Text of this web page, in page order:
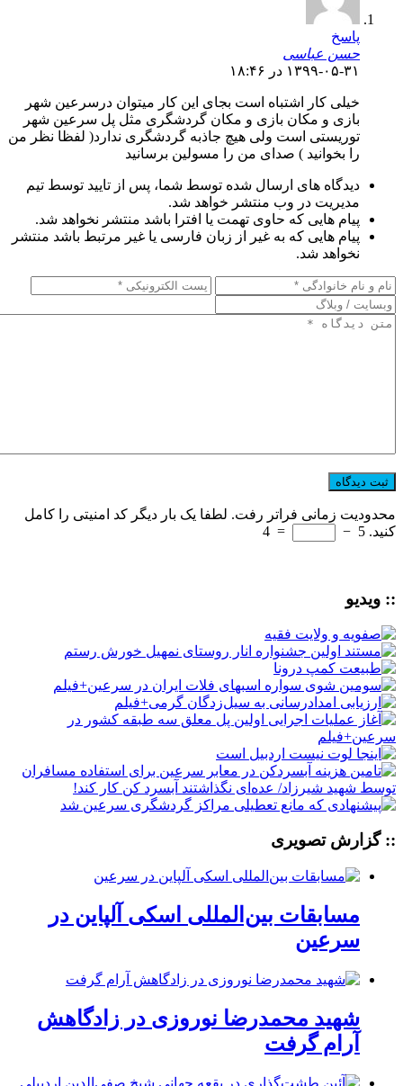
پاسخ
حسن عباسی
۱۳۹۹-۰۵-۳۱ در ۱۸:۴۶
خیلی کار اشتباه است بجای این کار میتوان درسرعین شهر
بازی و مکان بازی و مکان گردشگری مثل پل سرعین شهر
توریستی است ولی هیچ جاذبه گردشگری ندارد( لفظا نظر من
را بخوانید ) صدای من را مسولین برسانید
دیدگاه های ارسال شده توسط شما، پس از تایید توسط تیم
مدیریت در وب منتشر خواهد شد.
پیام هایی که حاوی تهمت یا افترا باشد منتشر نخواهد شد.
پیام هایی که به غیر از زبان فارسی یا غیر مرتبط باشد منتشر
نخواهد شد.
محدودیت زمانی فراتر رفت. لطفا یک بار دیگر کد امنیتی را کامل
کنید. 5
−
=
4
:: ویدیو
:: گزارش تصویری
مسابقات بین‌المللی اسکی آلپاین در
سرعین
شهید محمدرضا نوروزی در زادگاهش
آرام گرفت